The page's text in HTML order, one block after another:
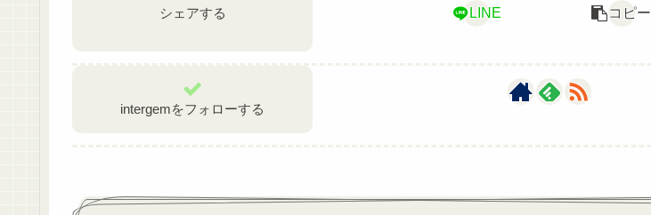
シェアする LINE コピー
intergemをフォローする